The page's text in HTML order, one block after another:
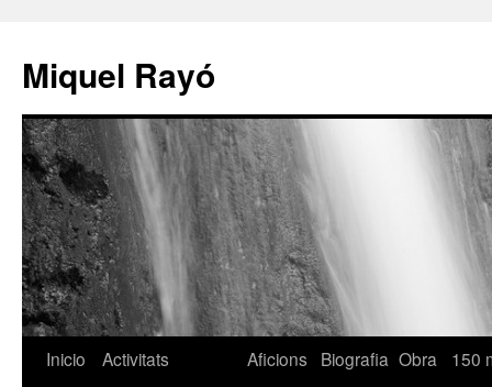
Miquel Rayó
Inicio
Activitats
Aficions Biografia Obra
150